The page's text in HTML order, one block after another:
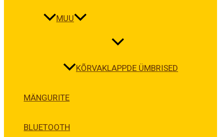
MUU
KÕRVAKLAPPDE ÜMBRISED
MÄNGURITE
BLUETOOTH